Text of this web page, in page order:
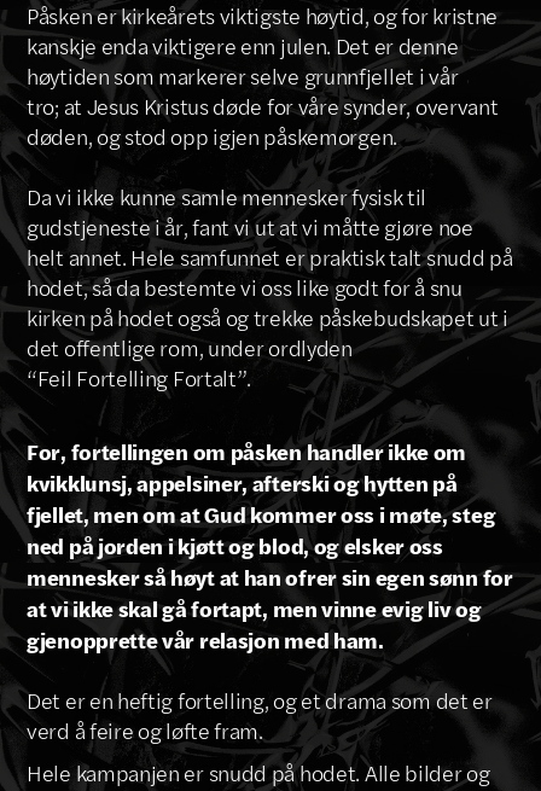
Påsken er kirkeårets viktigste høytid, og for kristne
kanskje enda viktigere enn julen. Det er denne
høytiden som markerer selve grunnfjellet i vår
tro; at Jesus Kristus døde for våre synder, overvant
døden, og stod opp igjen påskemorgen.
Da vi ikke kunne samle mennesker fysisk til
gudstjeneste i år, fant vi ut at vi måtte gjøre noe
helt annet. Hele samfunnet er praktisk talt snudd på
hodet, så da bestemte vi oss like godt for å snu
kirken på hodet også og trekke påskebudskapet ut i
det offentlige rom, under ordlyden
“Feil Fortelling Fortalt”.
For, fortellingen om påsken handler ikke om
kvikklunsj, appelsiner, afterski og hytten på
fjellet, men om at Gud kommer oss i møte, steg
ned på jorden i kjøtt og blod, og elsker oss
mennesker så høyt at han ofrer sin egen sønn for
at vi ikke skal gå fortapt, men vinne evig liv og
gjenopprette vår relasjon med ham.
Det er en heftig fortelling, og et drama som det er
verd å feire og løfte fram.
Hele kampanjen er snudd på hodet. Alle bilder og